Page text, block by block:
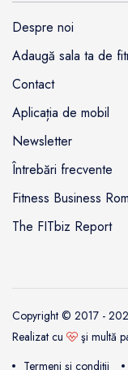
Despre noi
Adaugă sala ta de
Contact
Aplicația de mobil
Newsletter
Întrebări frecvente
Fitness Business
The FITbiz Report
Copyright © 2017 -
Realizat cu
şi multă
Termeni și condiții